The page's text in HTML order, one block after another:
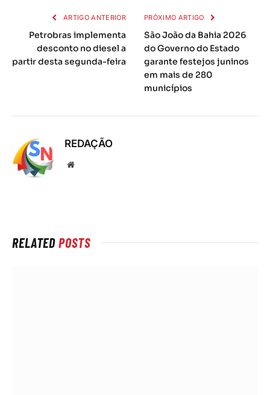
ARTIGO ANTERIOR
Petrobras implementa
desconto no diesel a
partir desta segunda-feira
PRÓXIMO ARTIGO
São João da Bahia 2026
do Governo do Estado
garante festejos juninos
em mais de 280
municípios
REDAÇÃO
Local
RELATEDPOSTS